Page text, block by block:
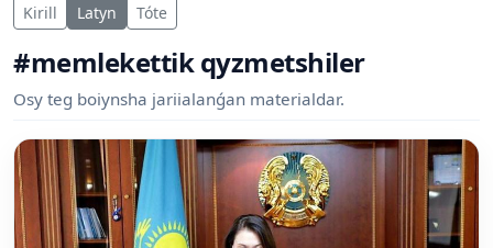
Kirill Latyn Tóte
#memlekettik qyzmetshiler
Osy teg boiynsha jariialanǵan materialdar.